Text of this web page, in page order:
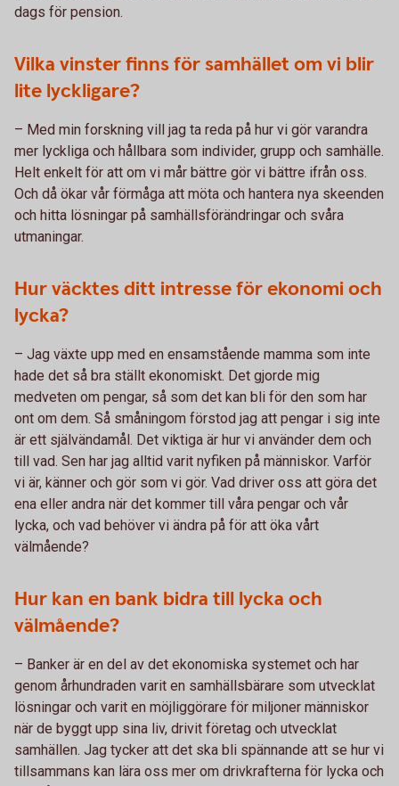
dags för pension.
Vilka vinster finns för samhället om vi blir
lite lyckligare?
– Med min forskning vill jag ta reda på hur vi gör varandra
mer lyckliga och hållbara som individer, grupp och samhälle.
Helt enkelt för att om vi mår bättre gör vi bättre ifrån oss.
Och då ökar vår förmåga att möta och hantera nya skeenden
och hitta lösningar på samhällsförändringar och svåra
utmaningar.
Hur väcktes ditt intresse för ekonomi och
lycka?
– Jag växte upp med en ensamstående mamma som inte
hade det så bra ställt ekonomiskt. Det gjorde mig
medveten om pengar, så som det kan bli för den som har
ont om dem. Så småningom förstod jag att pengar i sig inte
är ett självändamål. Det viktiga är hur vi använder dem och
till vad. Sen har jag alltid varit nyfiken på människor. Varför
vi är, känner och gör som vi gör. Vad driver oss att göra det
ena eller andra när det kommer till våra pengar och vår
lycka, och vad behöver vi ändra på för att öka vårt
välmående?
Hur kan en bank bidra till lycka och
välmående?
– Banker är en del av det ekonomiska systemet och har
genom århundraden varit en samhällsbärare som utvecklat
lösningar och varit en möjliggörare för miljoner människor
när de byggt upp sina liv, drivit företag och utvecklat
samhällen. Jag tycker att det ska bli spännande att se hur vi
tillsammans kan lära oss mer om drivkrafterna för lycka och